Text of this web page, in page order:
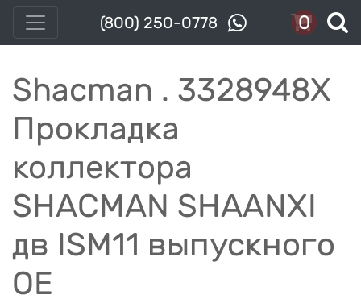
(800) 250-0778 0
Shacman . 3328948X
Прокладка
коллектора
SHACMAN SHAANXI
дв ISM11 выпускного
OE